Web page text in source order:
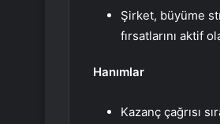
Şirket, büyüme
fırsatlarını aktif
Hanımlar
Kazanç çağrısı